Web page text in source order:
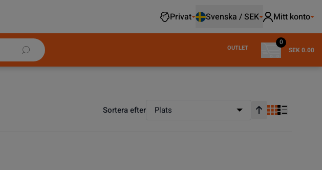
Privat
Svenska / SEK Mitt konto
OUTLET
0
SEK 0.00
Sortera efter Plats Stigande ordning